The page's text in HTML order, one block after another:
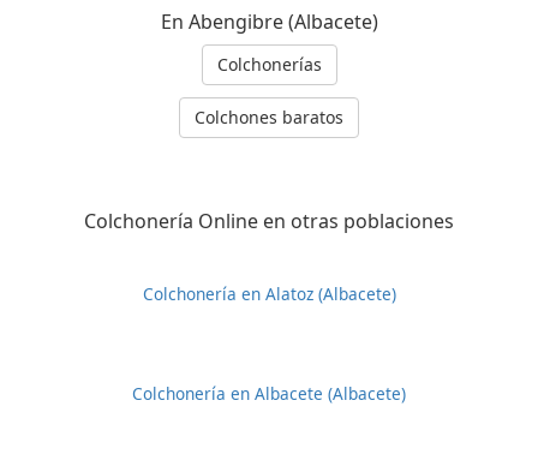
En Abengibre (Albacete)
Colchonerías
Colchones baratos
Colchonería Online en otras poblaciones
Colchonería en Alatoz (Albacete)
Colchonería en Albacete (Albacete)